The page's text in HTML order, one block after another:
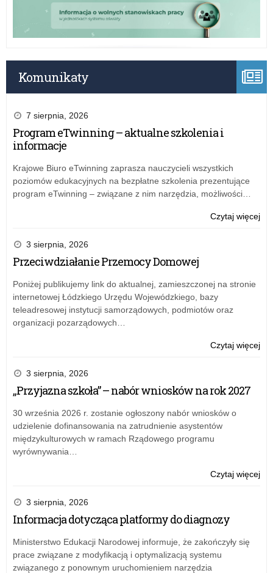
Komunikaty
7 sierpnia, 2026
Program eTwinning – aktualne szkolenia i
informacje
Krajowe Biuro eTwinning zaprasza nauczycieli wszystkich
poziomów edukacyjnych na bezpłatne szkolenia prezentujące
program eTwinning – związane z nim narzędzia, możliwości…
Czytaj więcejo:
3 sierpnia, 2026
Przeciwdziałanie Przemocy Domowej
Poniżej publikujemy link do aktualnej, zamieszczonej na stronie
internetowej Łódzkiego Urzędu Wojewódzkiego, bazy
teleadresowej instytucji samorządowych, podmiotów oraz
organizacji pozarządowych…
Czytaj więcejo:
3 sierpnia, 2026
„Przyjazna szkoła” – nabór wniosków na rok 2027
30 września 2026 r. zostanie ogłoszony nabór wniosków o
udzielenie dofinansowania na zatrudnienie asystentów
międzykulturowych w ramach Rządowego programu
wyrównywania…
Czytaj więcejo:
3 sierpnia, 2026
Informacja dotycząca platformy do diagnozy
Ministerstwo Edukacji Narodowej informuje, że zakończyły się
prace związane z modyfikacją i optymalizacją systemu
związanego z ponownym uruchomieniem narzędzia